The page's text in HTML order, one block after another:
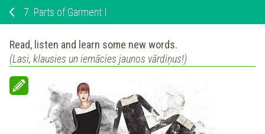
7. Parts of Garment I
Read, listen and learn some new words.
(Lasi, klausies un iemācies jaunos vārdiņus!)